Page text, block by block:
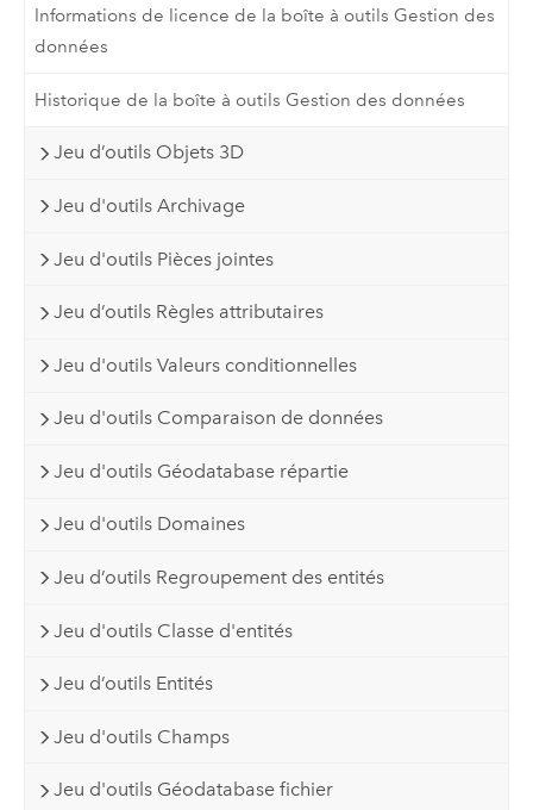
Informations de licence de la boîte à outils Gestion des
données
Historique de la boîte à outils Gestion des données
Jeu d’outils Objets 3D
Jeu d'outils Archivage
Jeu d'outils Pièces jointes
Jeu d’outils Règles attributaires
Jeu d'outils Valeurs conditionnelles
Jeu d'outils Comparaison de données
Jeu d'outils Géodatabase répartie
Jeu d'outils Domaines
Jeu d’outils Regroupement des entités
Jeu d'outils Classe d'entités
Jeu d’outils Entités
Jeu d'outils Champs
Jeu d'outils Géodatabase fichier